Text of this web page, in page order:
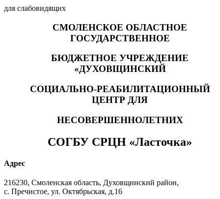
для слабовидящих
СМОЛЕНСКОЕ ОБЛАСТНОЕ
ГОСУДАРСТВЕННОЕ
БЮДЖЕТНОЕ УЧРЕЖДЕНИЕ
«ДУХОВЩИНСКИЙ
СОЦИАЛЬНО-РЕАБИЛИТАЦИОННЫЙ
ЦЕНТР ДЛЯ
НЕСОВЕРШЕННОЛЕТНИХ
СОГБУ СРЦН «Ласточка»
Адрес
216230, Смоленская область, Духовщинский район,
с. Пречистое, ул. Октябрьская, д.16